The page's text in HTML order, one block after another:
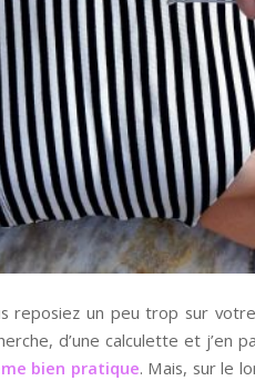
reposiez un peu trop sur
d’une calculette et j’en
bien pratique. Mais, sur le